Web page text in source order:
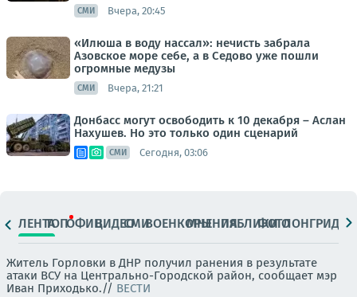
СМИ Вчера, 20:45
«Илюша в воду нассал»: нечисть забрала
Азовское море себе, а в Седово уже пошли
огромные медузы
СМИ Вчера, 21:21
Донбасс могут освободить к 10 декабря – Аслан
Нахушев. Но это только один сценарий
СМИ Сегодня, 03:06
ЛЕНТАТОПОФИЦ.ВИДЕОСМИВОЕНКОРЫМНЕНИЯПАБЛИКИ
ФОТОЛОНГРИДЫ
Житель Горловки в ДНР получил ранения в результате
атаки ВСУ на Центрально-Городской район, сообщает мэр
Иван Приходько.// ВЕСТИ